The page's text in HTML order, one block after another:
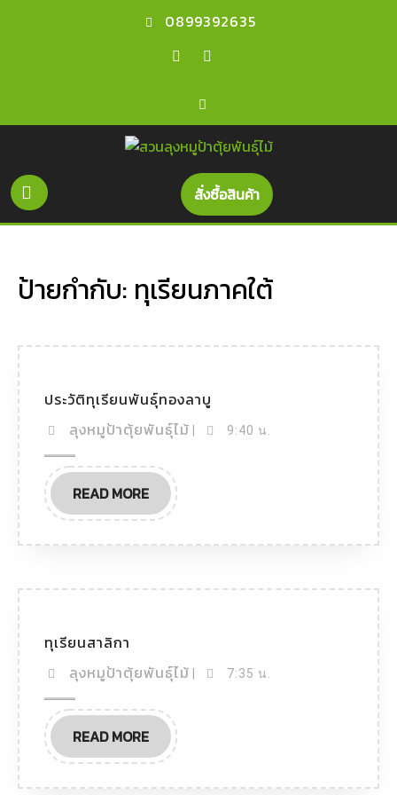
0899392635
สั่งซื้อสินค้า
ป้ายกำกับ: ทุเรียนภาคใต้
ประวัติทุเรียนพันธุ์ทองลาบู
ลุงหมูป้าตุ้ยพันธุ์ไม้
9:40 น.
READ MORE
ทุเรียนสาลิกา
ลุงหมูป้าตุ้ยพันธุ์ไม้
7:35 น.
READ MORE